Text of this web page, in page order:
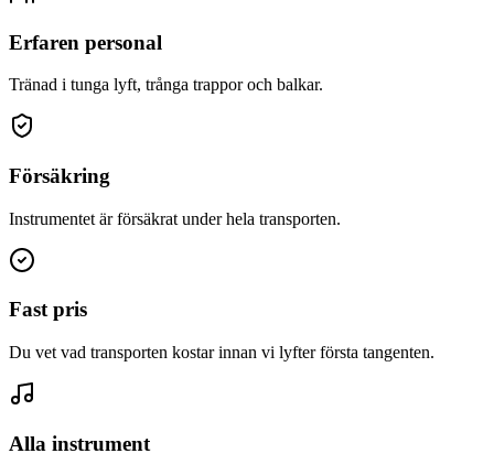
Erfaren personal
Tränad i tunga lyft, trånga trappor och balkar.
Försäkring
Instrumentet är försäkrat under hela transporten.
Fast pris
Du vet vad transporten kostar innan vi lyfter första tangenten.
Alla instrument